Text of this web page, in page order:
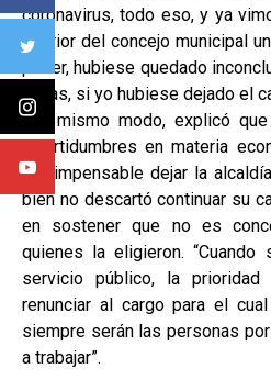
coronavirus, todo eso, y ya
interior del concejo municipal
poder, hubiese quedado
pailas, si yo hubiese dejado el
Del mismo modo, explicó
incertidumbres en materia
“es impensable dejar la
bien no descartó continuar su
en sostener que no es
quienes la eligieron.
servicio público, la
renunciar al cargo para el
siempre serán las personas
a trabajar”.